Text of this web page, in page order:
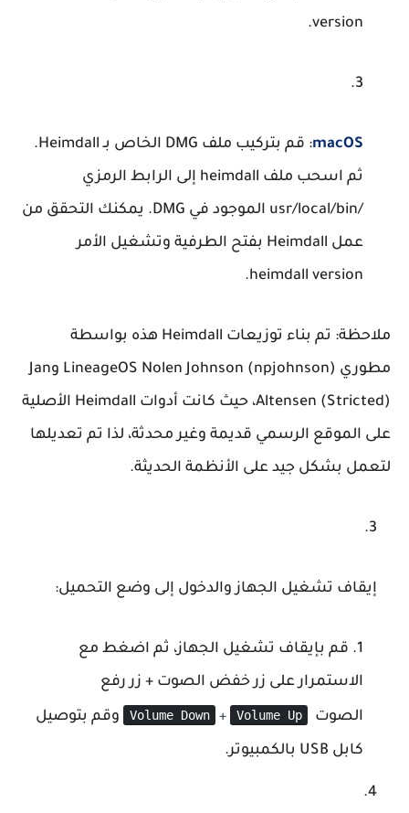
version
.
macOS
: قم بتركيب ملف DMG الخاص بـ Heimdall.
ثم اسحب ملف heimdall إلى الرابط الرمزي
/usr/local/bin
الموجود في DMG. يمكنك التحقق من
عمل Heimdall بفتح الطرفية وتشغيل الأمر
heimdall version
.
ملاحظة
: تم بناء توزيعات Heimdall هذه بواسطة
مطوري LineageOS Nolen Johnson (npjohnson) وJan
Altensen (Stricted)، حيث كانت أدوات Heimdall الأصلية
على الموقع الرسمي قديمة وغير محدثة، لذا تم تعديلها
لتعمل بشكل جيد على الأنظمة الحديثة.
إيقاف تشغيل الجهاز والدخول إلى وضع التحميل:
قم بإيقاف تشغيل الجهاز، ثم اضغط مع
الاستمرار على زر خفض الصوت + زر رفع
الصوت Volume Down + Volume Up وقم بتوصيل
كابل USB بالكمبيوتر.